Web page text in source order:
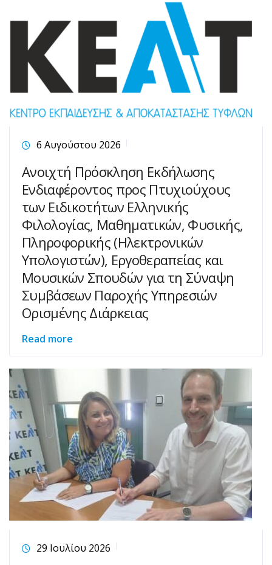
6 Αυγούστου 2026
Ανοιχτή Πρόσκληση Εκδήλωσης
Ενδιαφέροντος προς Πτυχιούχους
των Ειδικοτήτων Ελληνικής
Φιλολογίας, Μαθηματικών, Φυσικής,
Πληροφορικής (Ηλεκτρονικών
Υπολογιστών), Εργοθεραπείας και
Μουσικών Σπουδών για τη Σύναψη
Συμβάσεων Παροχής Υπηρεσιών
Ορισμένης Διάρκειας
Read more
29 Ιουλίου 2026